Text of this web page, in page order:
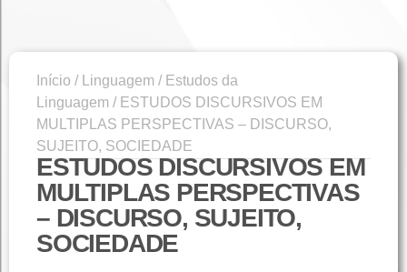
Início / Linguagem / Estudos da
Linguagem / ESTUDOS DISCURSIVOS EM
MULTIPLAS PERSPECTIVAS – DISCURSO,
SUJEITO, SOCIEDADE
ESTUDOS DISCURSIVOS EM
MULTIPLAS PERSPECTIVAS
– DISCURSO, SUJEITO,
SOCIEDADE